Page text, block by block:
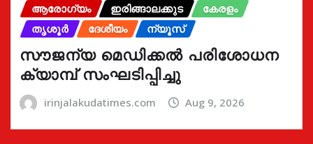
ആരോഗ്യം ഇരിങ്ങാലക്കുട
കേരളം
തൃശൂർ
ദേശീയം ന്യൂസ്
സൗജന്യ മെഡിക്കൽ പരിശോധന
ക്യാമ്പ് സംഘടിപ്പിച്ചു
irinjalakudatimes.com Aug 9, 2026